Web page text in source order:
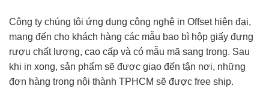
Công ty chúng tôi ứng dụng công nghệ in Offset hiện đại,
mang đến cho khách hàng các mẫu bao bì hộp giấy đựng
rượu chất lượng, cao cấp và có mẫu mã sang trọng. Sau
khi in xong, sản phẩm sẽ được giao đến tận nơi, những
đơn hàng trong nội thành TPHCM sẽ được free ship.